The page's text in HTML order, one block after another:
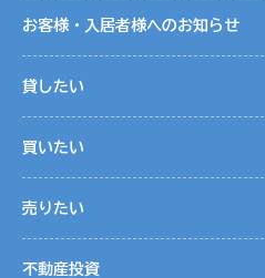
お客様・入居者様へのお知らせ
貸したい
買いたい
売りたい
不動産投資